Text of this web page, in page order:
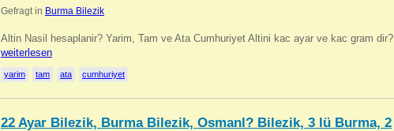
Gefragt in Burma Bilezik
Altin Nasil hesaplanir? Yarim, Tam ve Ata Cumhuriyet Altini kac ayar ve kac gram dir?
weiterlesen
yarim tam ata cumhuriyet
22 Ayar Bilezik, Burma Bilezik, Osmanl? Bilezik, 3 lü Burma, 2